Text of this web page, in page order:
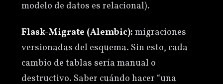
modelo de datos es relacional).
Flask-Migrate (Alembic):migraciones
versionadas del esquema. Sin esto, cada
cambio de tablas sería manual o
destructivo. Saber cuándo hacer “una